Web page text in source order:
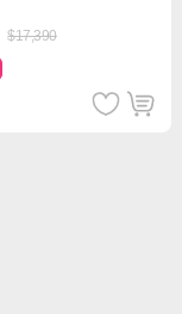
$17,390